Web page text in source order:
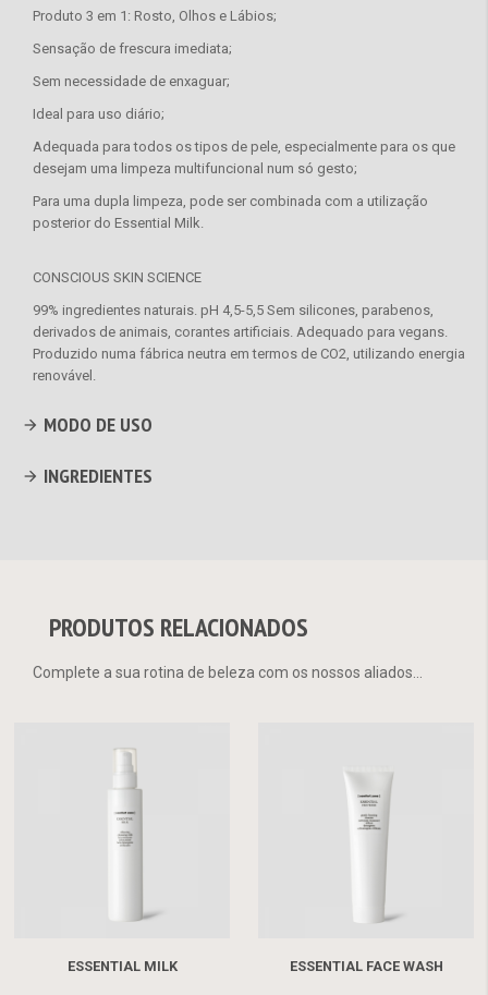
Produto 3 em 1: Rosto, Olhos e Lábios;
Sensação de frescura imediata;
Sem necessidade de enxaguar;
Ideal para uso diário;
Adequada para todos os tipos de pele, especialmente para os que
desejam uma limpeza multifuncional num só gesto;
Para uma dupla limpeza, pode ser combinada com a utilização
posterior do Essential Milk.
CONSCIOUS SKIN SCIENCE
99% ingredientes naturais. pH 4,5-5,5 Sem silicones, parabenos,
derivados de animais, corantes artificiais. Adequado para vegans.
Produzido numa fábrica neutra em termos de CO2, utilizando energia
renovável.
MODO DE USO
INGREDIENTES
PRODUTOS RELACIONADOS
Complete a sua rotina de beleza com os nossos aliados...
ESSENTIAL MILK ESSENTIAL FACE WASH